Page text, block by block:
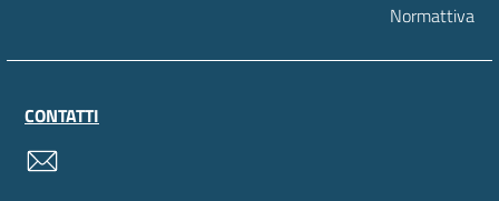
Normattiva
CONTATTI